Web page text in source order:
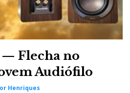
Flecha no
Audiófilo
Henriques